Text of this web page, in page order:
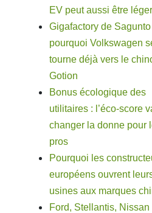
EV peut aussi être léger
Gigafactory de Sagunto
pourquoi Volkswagen
tourne déjà vers le
Gotion
Bonus écologique des
utilitaires : l’éco-score
changer la donne pour
pros
Pourquoi les
européens ouvrent
usines aux marques
Ford, Stellantis, Nissan